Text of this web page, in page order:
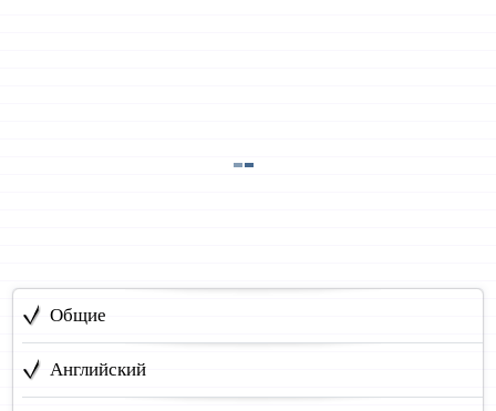
Общие
Английский